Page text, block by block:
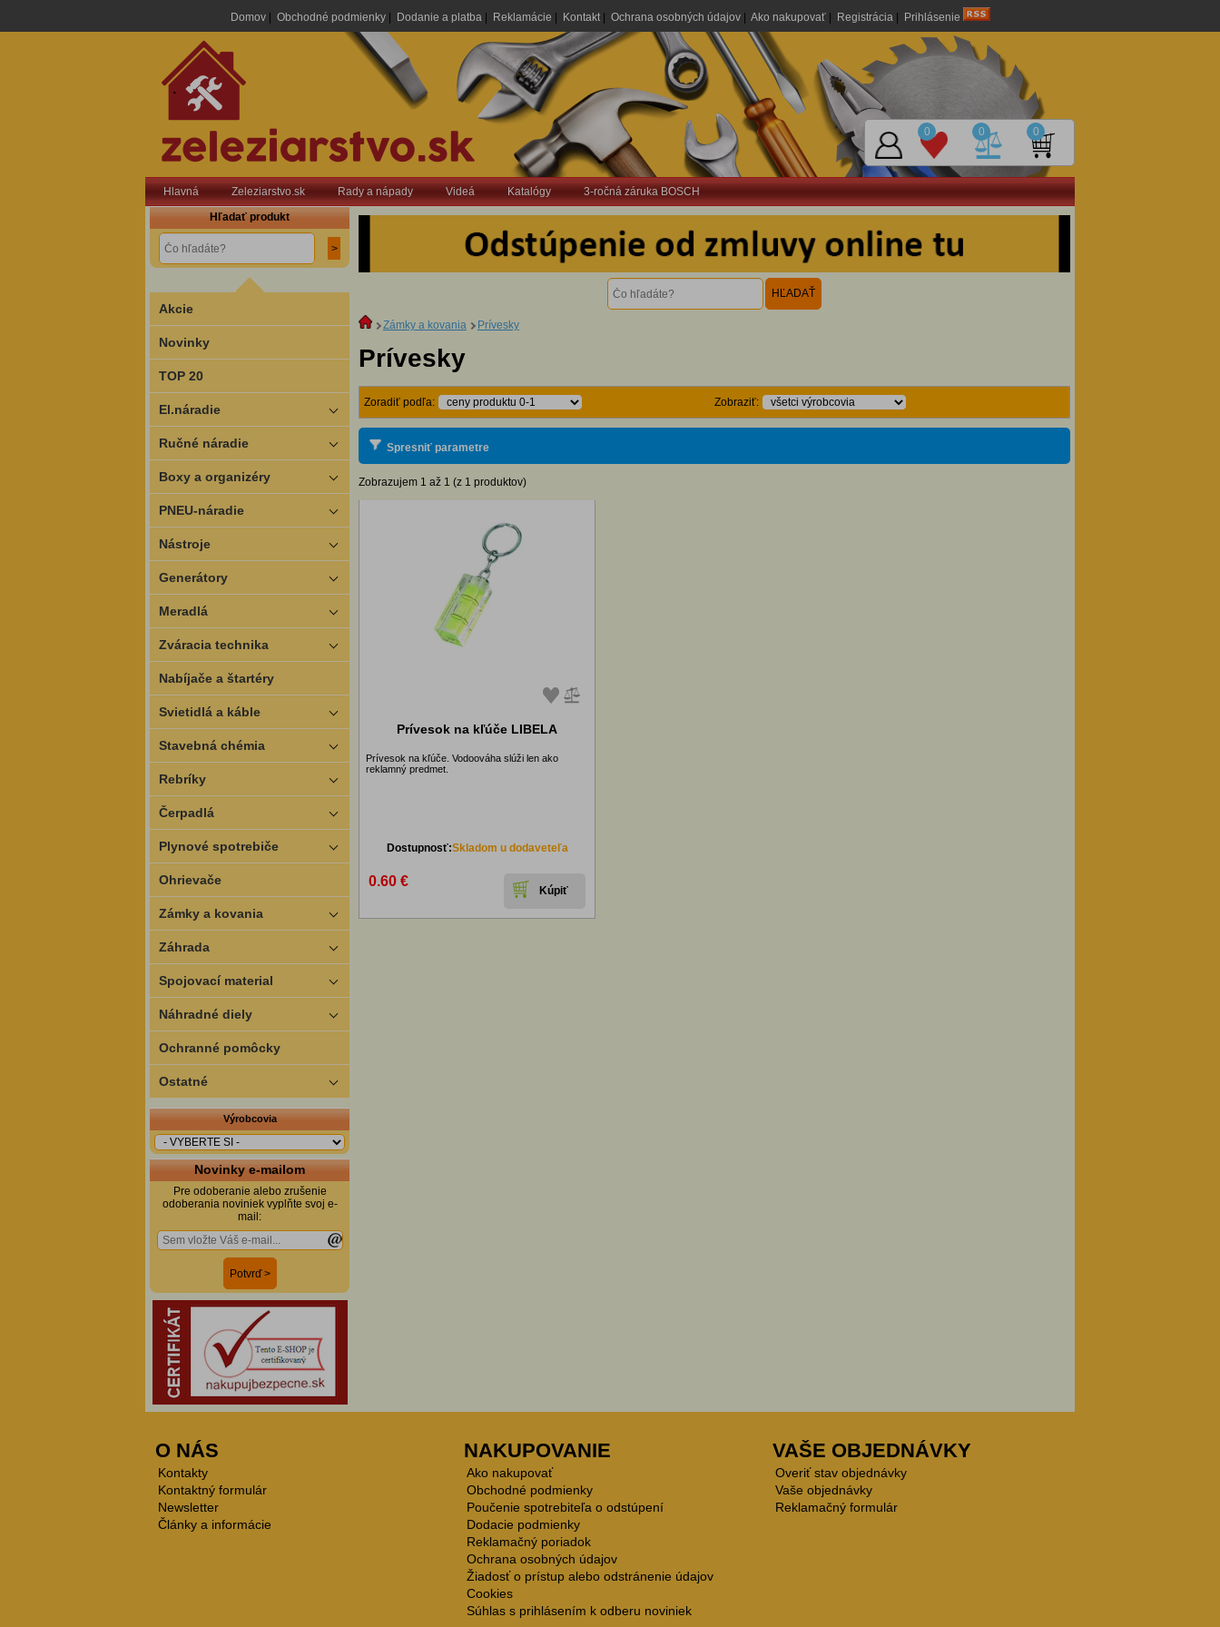
Domov| Obchodné podmienky| Dodanie a platba| Reklamácie Kontakt| Ochrana osobných údajov| Ako nakupovať| Registrácia| Prihlásenie
.
0 0 0
Hlavná Zeleziarstvo.sk Rady a nápady Videá Katalógy
3-ročná záruka BOSCH
Hľadať produkt
Akcie
Novinky
TOP 20
El.náradie
Ručné náradie
Boxy a organizéry
PNEU-náradie
Nástroje
Generátory
Meradlá
Zváracia technika
Nabíjače a štartéry
Svietidlá a káble
Stavebná chémia
Rebríky
Čerpadlá
Plynové spotrebiče
Ohrievače
Zámky a kovania
Záhrada
Spojovací material
Náhradné diely
Ochranné pomôcky
Ostatné
Výrobcovia
Novinky e-mailom
Pre odoberanie alebo zrušenie
odoberania noviniek vyplňte svoj e-
mail:
Zámky a kovania Prívesky
Prívesky
Zoradiť podľa: Zobraziť:
Spresniť parametre
Zobrazujem 1 až 1 (z 1 produktov)
Prívesok na kľúče LIBELA
Prívesok na kľúče. Vodoováha slúži len ako
reklamný predmet.
Dostupnosť:Skladom u dodaveteľa
0.60 €
O NÁS
Kontakty
Kontaktný formulár
Newsletter
Články a informácie
NAKUPOVANIE
Ako nakupovať
Obchodné podmienky
Poučenie spotrebiteľa o odstúpení
Dodacie podmienky
Reklamačný poriadok
Ochrana osobných údajov
Žiadosť o prístup alebo odstránenie údajov
Cookies
Súhlas s prihlásením k odberu noviniek
VAŠE OBJEDNÁVKY
Overiť stav objednávky
Vaše objednávky
Reklamačný formulár